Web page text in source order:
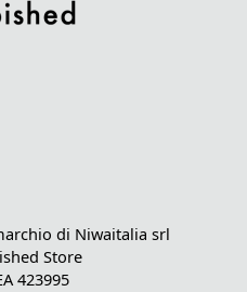
di Niwaitalia srl
Store
423995